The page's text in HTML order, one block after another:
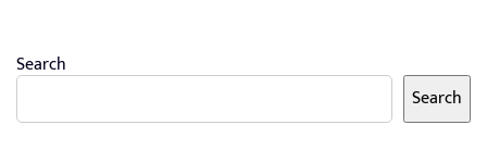
Search
Search